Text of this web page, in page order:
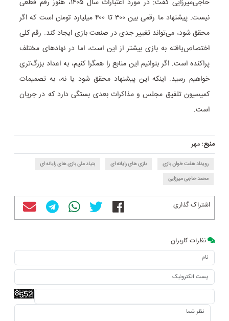
حاجی‌میرزایی گفت: در مورد اعتبارات سال ۱۴۰۵، هنوز رقم قطعی
نیست. پیشنهاد ما رقمی بین ۳۰۰ تا ۴۰۰ میلیارد تومان است که اگر
محقق شود، می‌تواند تغییر جدی در صنعت بازی ایجاد کند. رقم کلی
اختصاص‌یافته به بازی بیشتر از این است، اما در نهادهای مختلف
پراکنده است. اگر بتوانیم این منابع را همگرا کنیم، به اعداد بزرگ‌تری
خواهیم رسید. اینکه این پیشنهاد محقق شود یا نه، به تصمیمات
کمیسیون تلفیق مجلس و مذاکرات بعدی بستگی دارد که در جریان
است.
منبع:مهر
رویداد هفت خوان بازی بازی های رایانه ای
بنیاد ملی بازی های رایانه ای
محمد حاجی میرزایی
اشتراک گذاری
نظرات کاربران